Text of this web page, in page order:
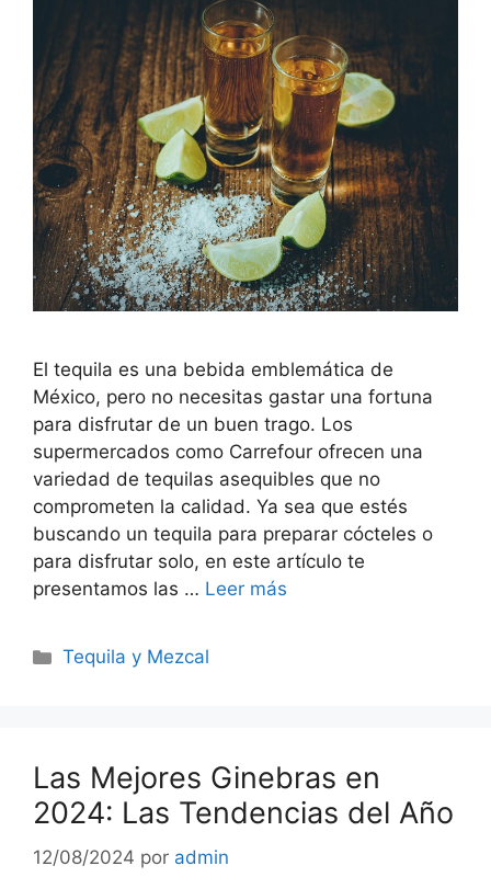
El tequila es una bebida emblemática de
México, pero no necesitas gastar una fortuna
para disfrutar de un buen trago. Los
supermercados como Carrefour ofrecen una
variedad de tequilas asequibles que no
comprometen la calidad. Ya sea que estés
buscando un tequila para preparar cócteles o
para disfrutar solo, en este artículo te
presentamos las … Leer más
Categorías
Tequila y Mezcal
Las Mejores Ginebras en
2024: Las Tendencias del Año
12/08/2024 por admin